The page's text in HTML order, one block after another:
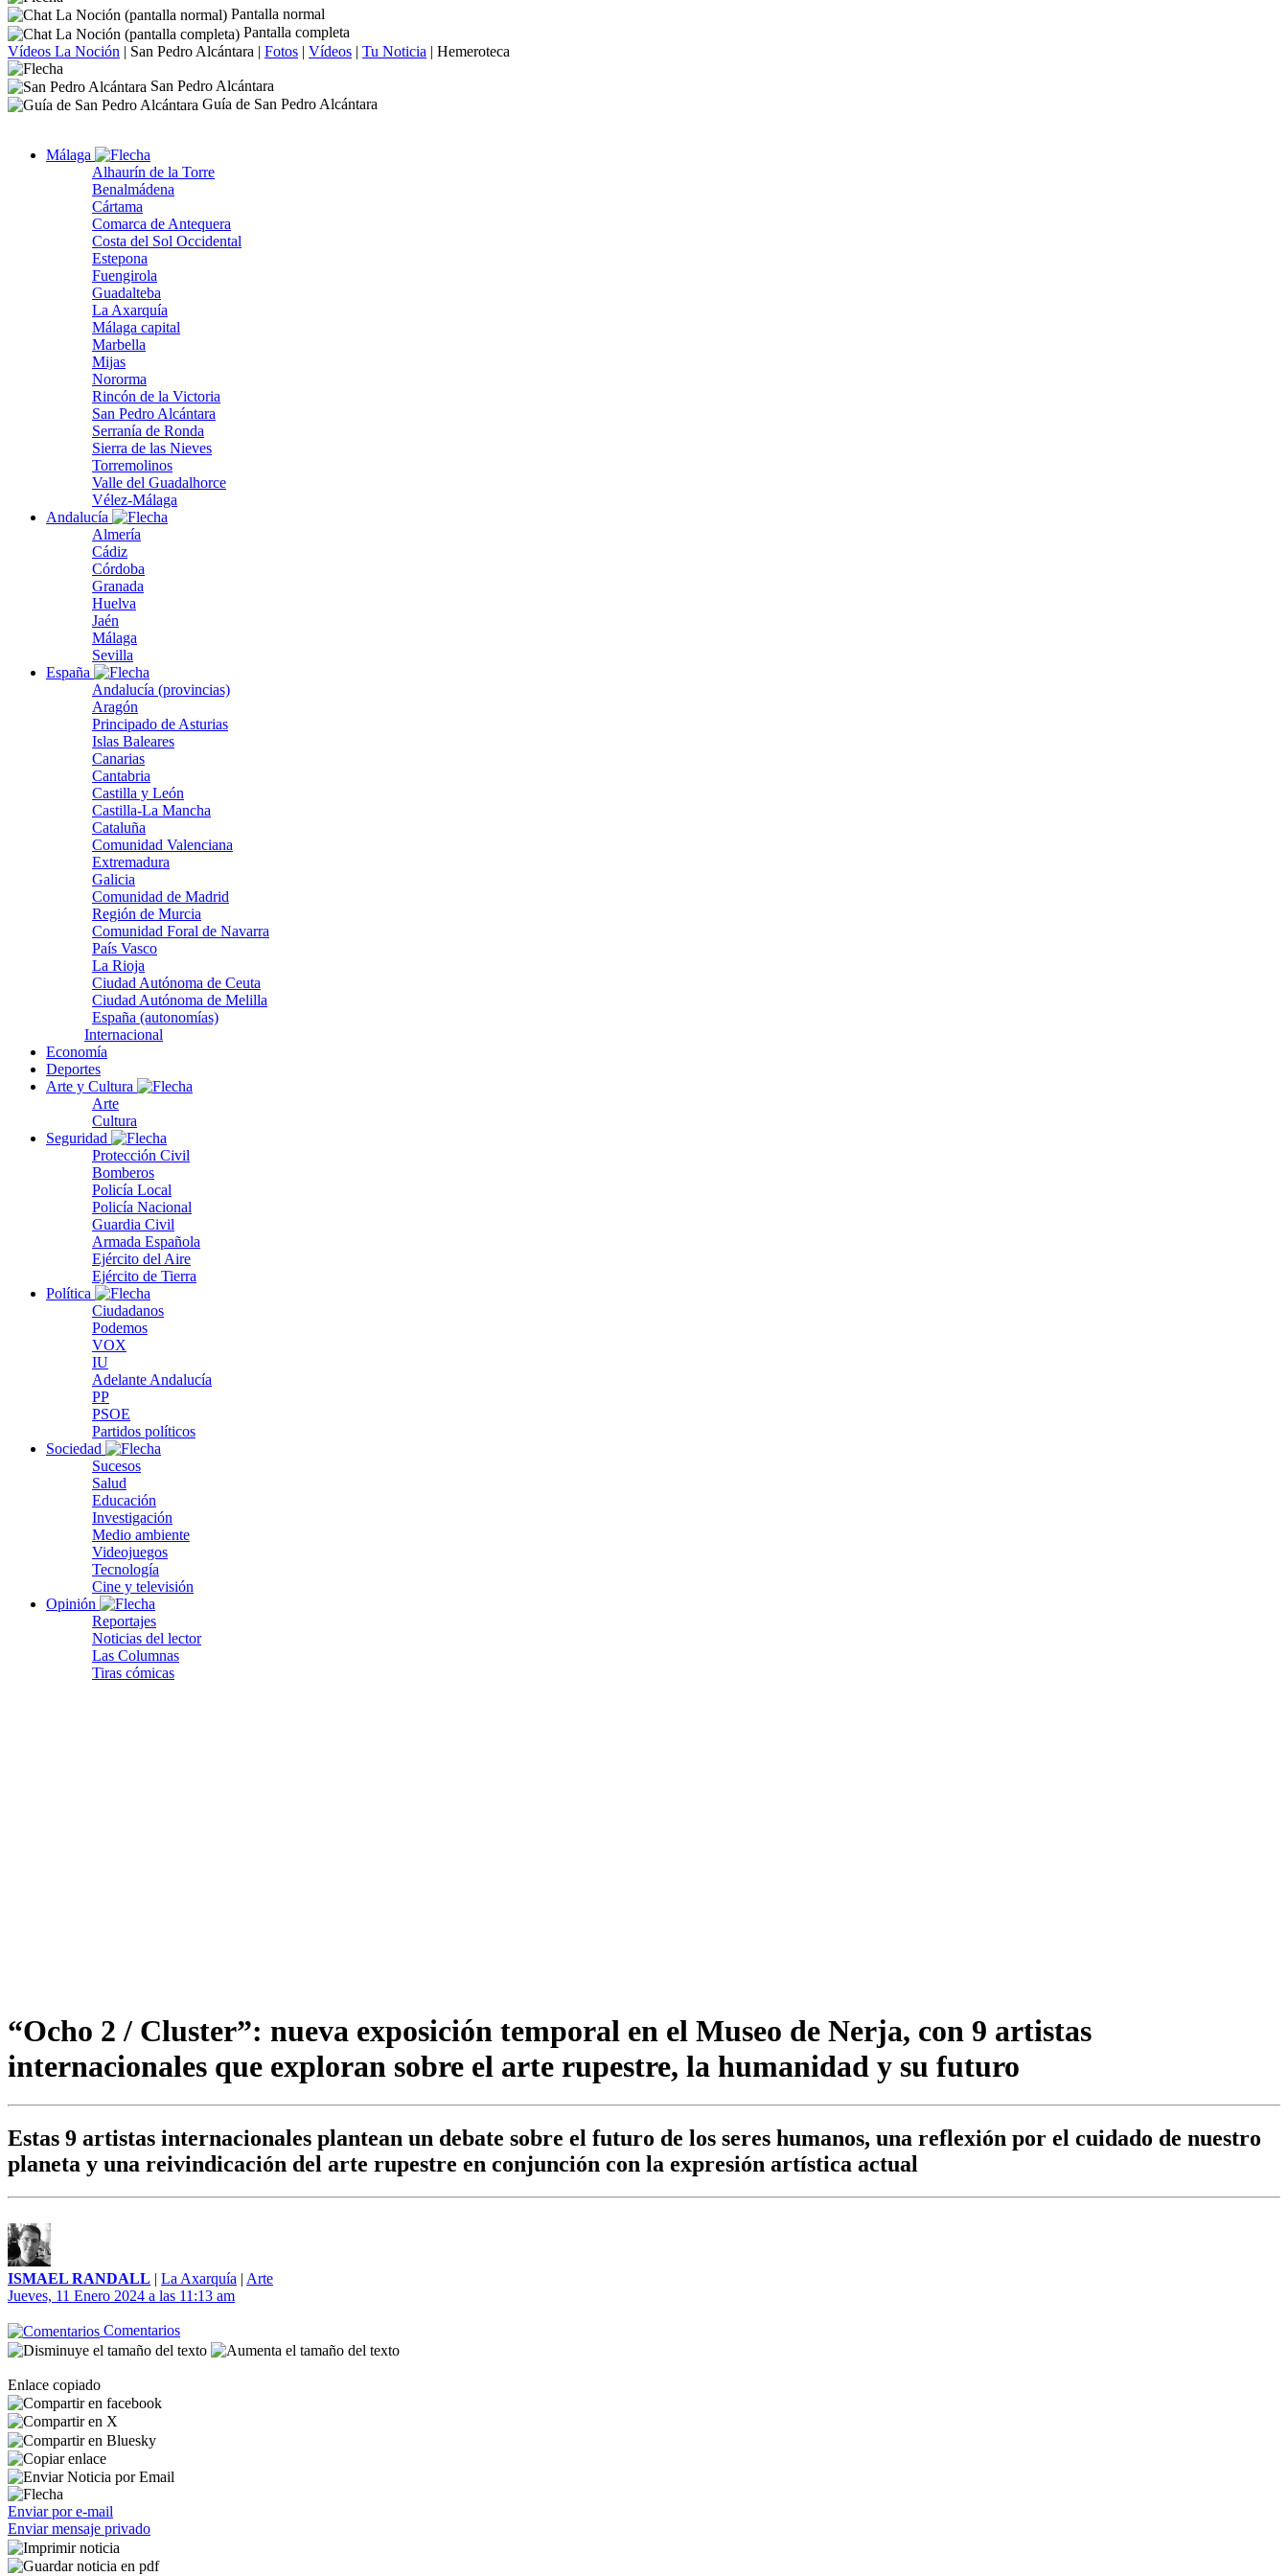
Pantalla normal
Pantalla completa
Vídeos La Noción | San Pedro Alcántara | Fotos | Vídeos | Tu Noticia | Hemeroteca
San Pedro Alcántara
Guía de San Pedro Alcántara
Málaga
Alhaurín de la Torre
Benalmádena
Cártama
Comarca de Antequera
Costa del Sol Occidental
Estepona
Fuengirola
Guadalteba
La Axarquía
Málaga capital
Marbella
Mijas
Nororma
Rincón de la Victoria
San Pedro Alcántara
Serranía de Ronda
Sierra de las Nieves
Torremolinos
Valle del Guadalhorce
Vélez-Málaga
Andalucía
Almería
Cádiz
Córdoba
Granada
Huelva
Jaén
Málaga
Sevilla
España
Andalucía (provincias)
Aragón
Principado de Asturias
Islas Baleares
Canarias
Cantabria
Castilla y León
Castilla-La Mancha
Cataluña
Comunidad Valenciana
Extremadura
Galicia
Comunidad de Madrid
Región de Murcia
Comunidad Foral de Navarra
País Vasco
La Rioja
Ciudad Autónoma de Ceuta
Ciudad Autónoma de Melilla
España (autonomías)
Internacional
Economía
Deportes
Arte y Cultura
Arte
Cultura
Seguridad
Protección Civil
Bomberos
Policía Local
Policía Nacional
Guardia Civil
Armada Española
Ejército del Aire
Ejército de Tierra
Política
Ciudadanos
Podemos
VOX
IU
Adelante Andalucía
PP
PSOE
Partidos políticos
Sociedad
Sucesos
Salud
Educación
Investigación
Medio ambiente
Videojuegos
Tecnología
Cine y televisión
Opinión
Reportajes
Noticias del lector
Las Columnas
Tiras cómicas
“Ocho 2 / Cluster”: nueva exposición temporal en el Museo de Nerja, con 9 artistas
internacionales que exploran sobre el arte rupestre, la humanidad y su futuro
Estas 9 artistas internacionales plantean un debate sobre el futuro de los seres humanos, una reflexión por el cuidado de nuestro
planeta y una reivindicación del arte rupestre en conjunción con la expresión artística actual
ISMAEL RANDALL | La Axarquía | Arte
Jueves, 11 Enero 2024 a las 11:13 am
Comentarios
Enlace copiado
Enviar por e-mail
Enviar mensaje privado